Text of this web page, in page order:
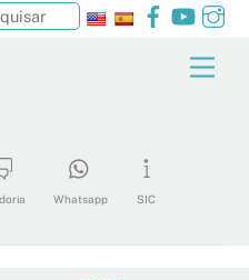
Facebook
Whatsapp SIC
Pesquisar